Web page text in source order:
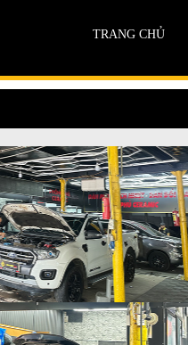
TRANG CHỦ